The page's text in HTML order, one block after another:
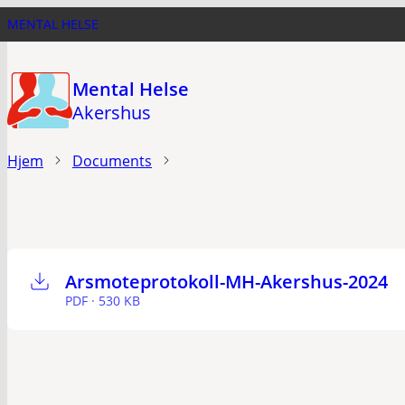
Hopp
til
hovedinnhold
MENTAL HELSE
Mental Helse
Akershus
Hjem Documents
Arsmoteprotokoll-MH-Akershus-2024
PDF · 530 KB